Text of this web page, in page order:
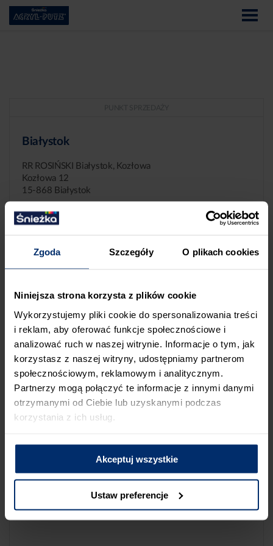
Zgoda Szczegóły O plikach cookies
Niniejsza strona korzysta z plików cookie
Wykorzystujemy pliki cookie do spersonalizowania treści
i reklam, aby oferować funkcje społecznościowe i
analizować ruch w naszej witrynie. Informacje o tym, jak
korzystasz z naszej witryny, udostępniamy partnerom
społecznościowym, reklamowym i analitycznym.
Partnerzy mogą połączyć te informacje z innymi danymi
otrzymanymi od Ciebie lub uzyskanymi podczas
korzystania z ich usług.
Akceptuj wszystkie
Ustaw preferencje
Białystok
RR ROSIŃSKI Białystok, Kozłowa
Kozłowa 12
15-868 Białystok
Jeśli uważasz, że ten sklep nie powinien znaleźć się na liście
sklepów współpracujących z firmą Śnieżka lub zauważyłeś, że
dane które posiadamy są niepoprawne albo nieaktualne,
możesz zgłosić nam ten fakt przez poniższy formularz:
Powód zgłoszenia
Opis zgłoszenia